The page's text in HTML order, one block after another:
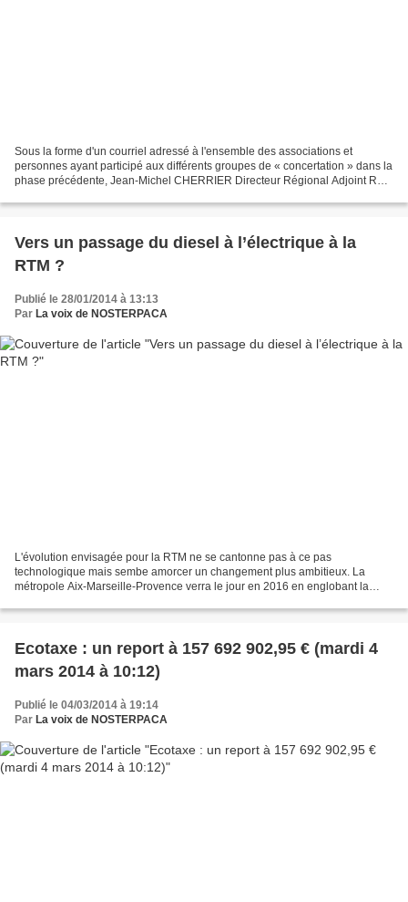
Sous la forme d'un courriel adressé à l'ensemble des associations et
personnes ayant participé aux différents groupes de « concertation » dans la
phase précédente, Jean-Michel CHERRIER Directeur Régional Adjoint RFF
Vers un passage du diesel à l’électrique à la
RTM ?
Publié le 28/01/2014 à 13:13
Par La voix de NOSTERPACA
L'évolution envisagée pour la RTM ne se cantonne pas à ce pas
technologique mais sembe amorcer un changement plus ambitieux. La
métropole Aix-Marseille-Provence verra le jour en 2016 en englobant la
Ecotaxe : un report à 157 692 902,95 € (mardi 4
mars 2014 à 10:12)
Publié le 04/03/2014 à 19:14
Par La voix de NOSTERPACA